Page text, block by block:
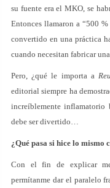
su fuente era el MKO, se
Entonces llamaron a “500 %
convertido en una práctica
cuando necesitan fabricar
Pero, ¿qué le importa a
editorial siempre ha
increíblemente inflamatorio
debe ser divertido…
¿Qué pasa si hice lo
Con el fin de explicar
permítanme dar el paralelo